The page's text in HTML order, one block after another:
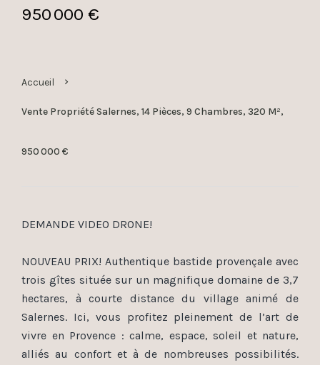
950 000 €
Accueil
Vente Propriété Salernes, 14 Pièces, 9 Chambres, 320 M²,
950 000 €
DEMANDE VIDEO DRONE!
NOUVEAU PRIX! Authentique bastide provençale avec
trois gîtes située sur un magnifique domaine de 3,7
hectares, à courte distance du village animé de
Salernes. Ici, vous profitez pleinement de l’art de
vivre en Provence : calme, espace, soleil et nature,
alliés au confort et à de nombreuses possibilités.